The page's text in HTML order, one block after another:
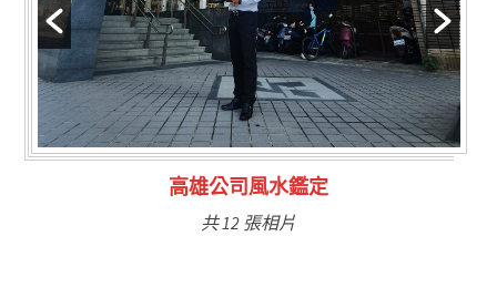
林氏福主量子生基造命
共 6 張相片